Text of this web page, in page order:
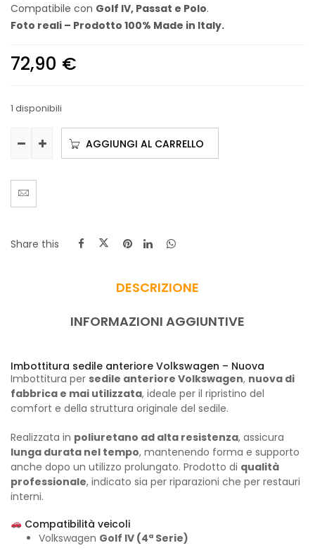
Compatibile con Golf IV, Passat e Polo.
Foto reali – Prodotto 100% Made in Italy.
72,90 €
1 disponibili
AGGIUNGI AL CARRELLO
Share this
DESCRIZIONE
INFORMAZIONI AGGIUNTIVE
Imbottitura sedile anteriore Volkswagen – Nuova
Imbottitura per sedile anteriore Volkswagen, nuova di
fabbrica e mai utilizzata, ideale per il ripristino del
comfort e della struttura originale del sedile.
Realizzata in poliuretano ad alta resistenza, assicura
lunga durata nel tempo, mantenendo forma e supporto
anche dopo un utilizzo prolungato. Prodotto di qualità
professionale, indicato sia per riparazioni che per restauri
interni.
Compatibilità veicoli
Volkswagen Golf IV (4ª Serie)